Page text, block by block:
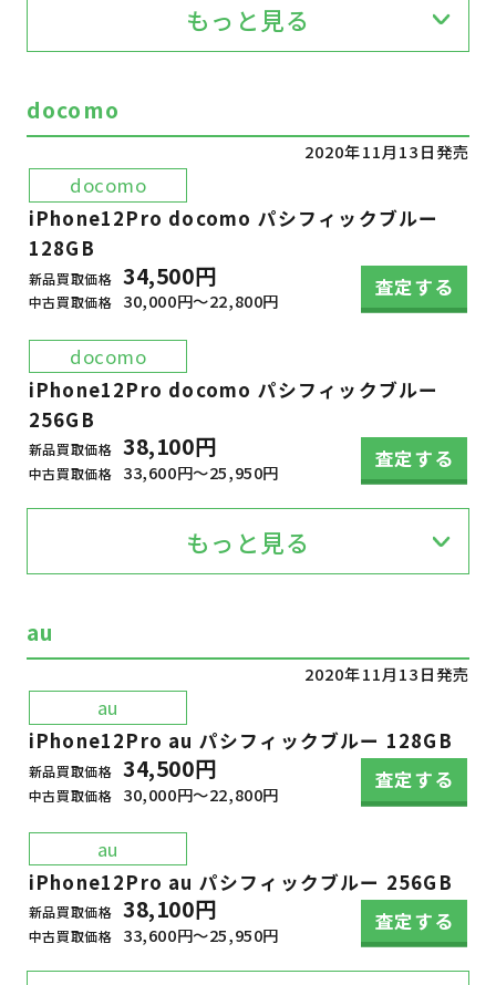
もっと見る
docomo
2020年11月13日発売
docomo
iPhone12Pro docomo パシフィックブルー
128GB
新品買取価格 34,500円
中古買取価格 30,000円～22,800円
査定する
docomo
iPhone12Pro docomo パシフィックブルー
256GB
新品買取価格 38,100円
中古買取価格 33,600円～25,950円
査定する
もっと見る
au
2020年11月13日発売
au
iPhone12Pro au パシフィックブルー 128GB
新品買取価格 34,500円
中古買取価格 30,000円～22,800円
査定する
au
iPhone12Pro au パシフィックブルー 256GB
新品買取価格 38,100円
中古買取価格 33,600円～25,950円
査定する